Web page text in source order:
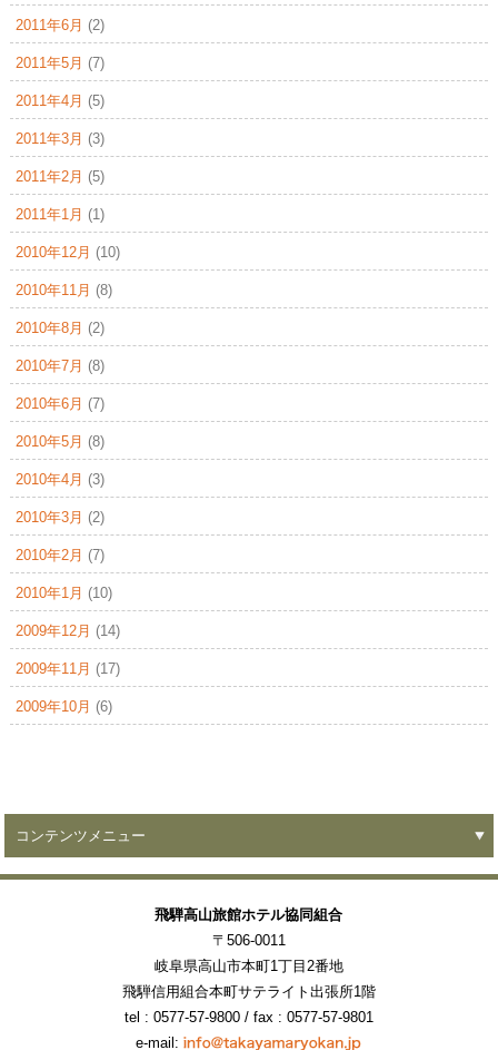
2011年6月 (2)
2011年5月 (7)
2011年4月 (5)
2011年3月 (3)
2011年2月 (5)
2011年1月 (1)
2010年12月 (10)
2010年11月 (8)
2010年8月 (2)
2010年7月 (8)
2010年6月 (7)
2010年5月 (8)
2010年4月 (3)
2010年3月 (2)
2010年2月 (7)
2010年1月 (10)
2009年12月 (14)
2009年11月 (17)
2009年10月 (6)
コンテンツメニュー
飛騨高山旅館ホテル協同組合
〒506-0011
岐阜県高山市本町1丁目2番地
飛騨信用組合本町サテライト出張所1階
tel : 0577-57-9800/ fax : 0577-57-9801
e-mail: